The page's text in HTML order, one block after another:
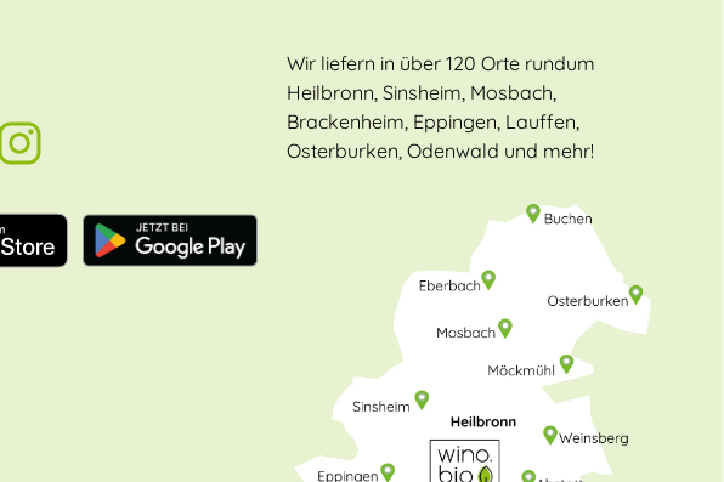
Wir liefern in über 120 Orte rundum
Heilbronn, Sinsheim, Mosbach,
Brackenheim, Eppingen, Lauffen,
Osterburken, Odenwald und mehr!